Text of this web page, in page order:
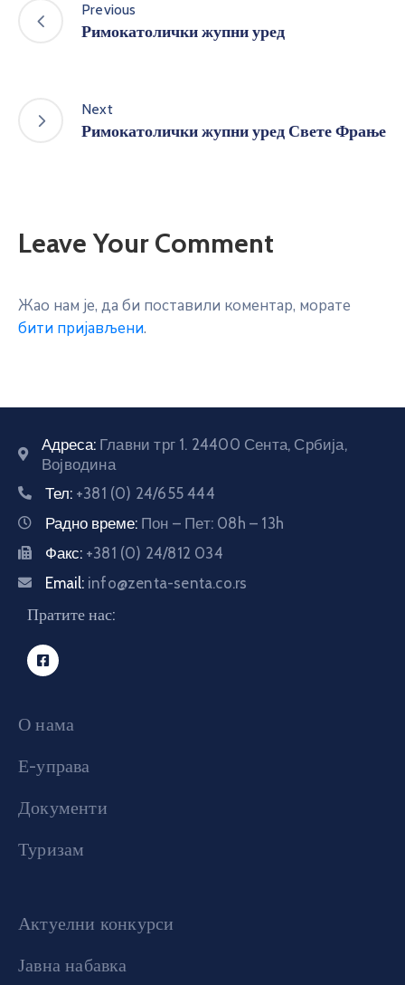
Previous
Римокатолички жупни уред
Next
Римокатолички жупни уред Свете Фрање
Leave Your Comment
Жао нам је, да би поставили коментар, морате
бити пријављени.
Адреса: Главни трг 1. 24400 Сента, Србија,
Војводина
Тел: +381 (0) 24/655 444
Радно време: Пон – Пет: 08h – 13h
Факс: +381 (0) 24/812 034
Email: info@zenta-senta.co.rs
Пратите нас:
О нама
Е-управа
Документи
Туризам
Актуелни конкурси
Јавна набавка